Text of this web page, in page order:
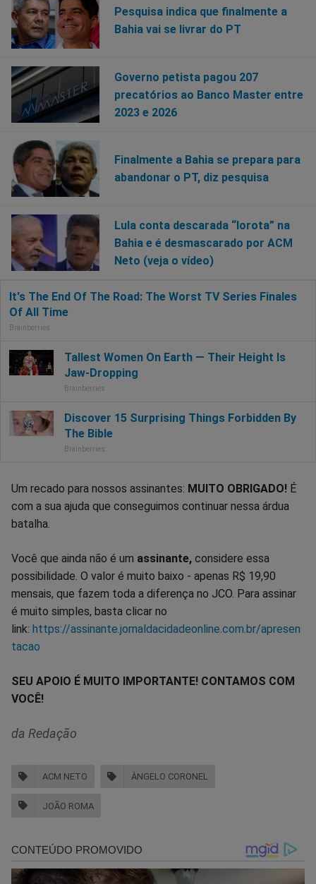
Pesquisa indica que finalmente a
Bahia vai se livrar do PT
Governo petista pagou 207
precatórios ao Banco Master entre
2023 e 2026
Finalmente a Bahia se prepara para
abandonar o PT, diz pesquisa
Lula conta descarada “lorota” na
Bahia e é desmascarado por ACM
Neto (veja o vídeo)
Um recado para nossos assinantes: MUITO OBRIGADO! É
com a sua ajuda que conseguimos continuar nessa árdua
batalha.
Você que ainda não é um assinante, considere essa
possibilidade. O valor é muito baixo - apenas R$ 19,90
mensais, que fazem toda a diferença no JCO. Para assinar
é muito simples, basta clicar no
link: https://assinante.jornaldacidadeonline.com.br/apresen
tacao
SEU APOIO É MUITO IMPORTANTE! CONTAMOS COM
VOCÊ!
da Redação
ACM NETO ÂNGELO CORONEL
JOÃO ROMA